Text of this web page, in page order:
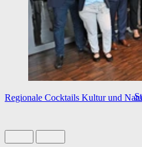
Regionale Cocktails Kultur und
Slide 1 von 9 aktiv